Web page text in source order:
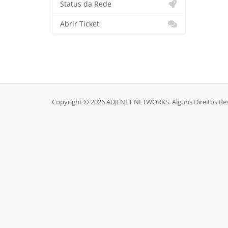
Status da Rede
Abrir Ticket
Copyright © 2026 ADJENET NETWORKS. Alguns Direitos